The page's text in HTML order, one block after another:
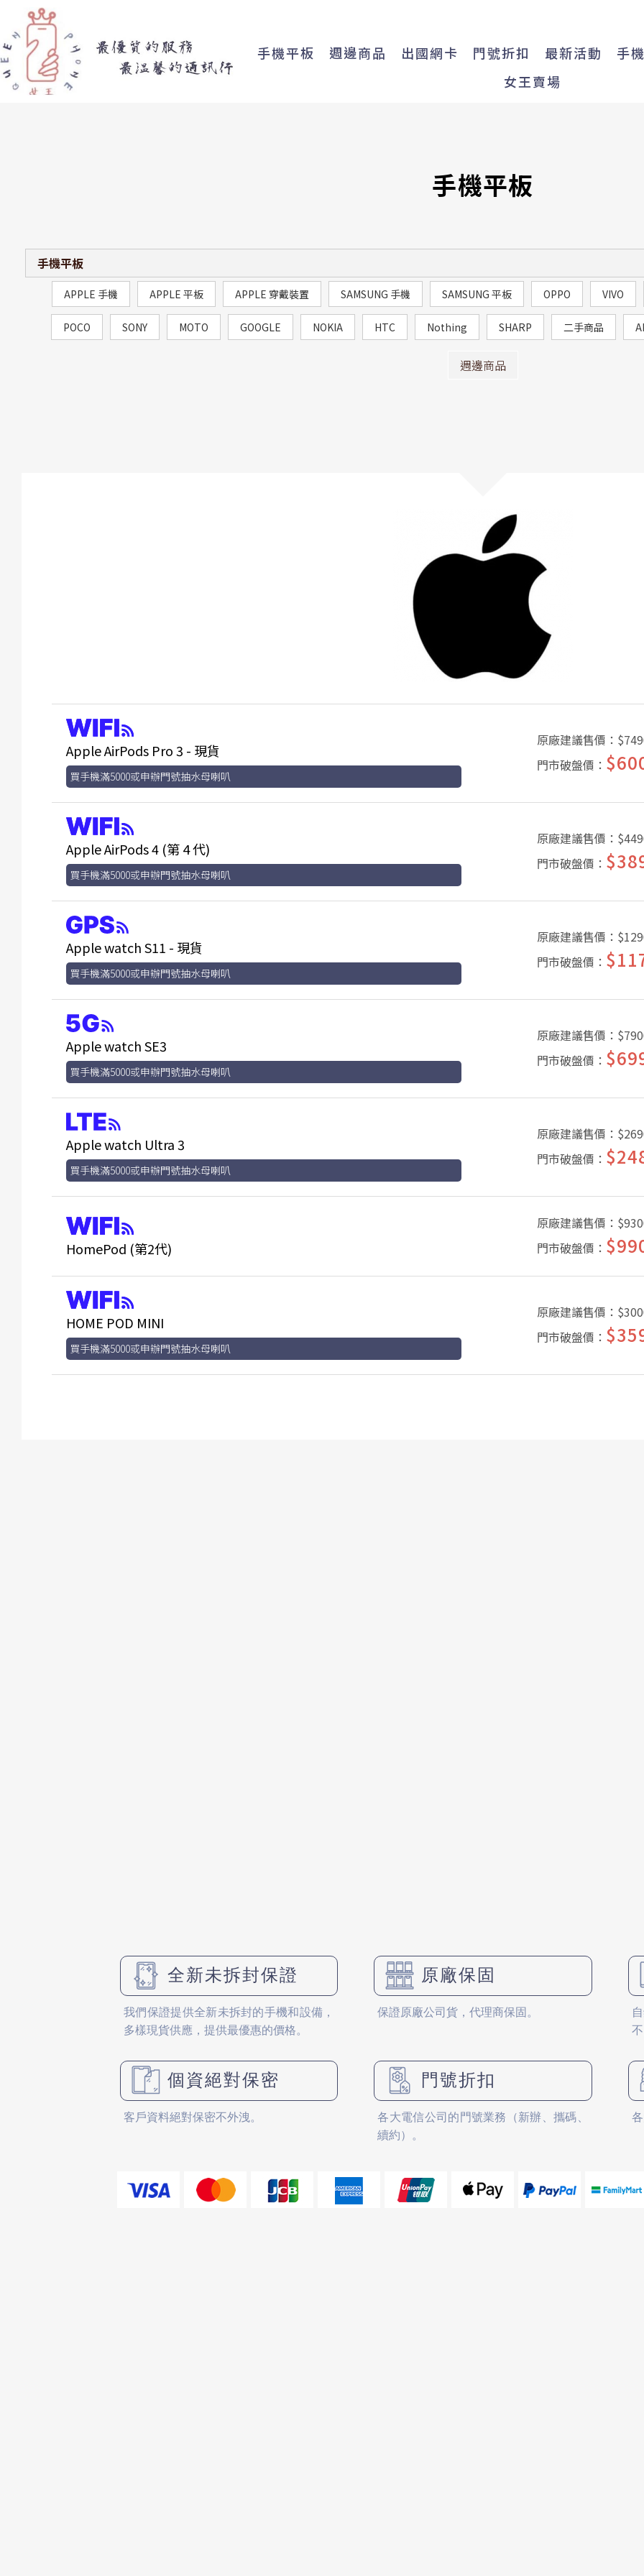
手機平板 門號折扣
週邊商品 最新活動 手
女王賣場
出國網卡
手機平板
手機平板
APPLE 手機 APPLE 平板 APPLE 穿戴裝置 SAMSUNG 手機 SAMSUNG 平板 OPPO VIVO
POCO SONY MOTO GOOGLE NOKIA HTC Nothing SHARP 二手商品
週邊商品
Apple AirPods Pro 3 - 現貨
買手機滿5000或申辦門號抽水母喇叭
原廠建議售價：
門市破盤價：
Apple AirPods 4 (第 4 代)
買手機滿5000或申辦門號抽水母喇叭
原廠建議售價：
門市破盤價：
Apple watch S11 - 現貨
買手機滿5000或申辦門號抽水母喇叭
原廠建議售價：
門市破盤價：
Apple watch SE3
買手機滿5000或申辦門號抽水母喇叭
原廠建議售價：
門市破盤價：
Apple watch Ultra 3
買手機滿5000或申辦門號抽水母喇叭
原廠建議售價：
門市破盤價：
HomePod (第2代)
原廠建議售價：
門市破盤價：
HOME POD MINI
買手機滿5000或申辦門號抽水母喇叭
原廠建議售價：
門市破盤價：
全新未拆封保證
我們保證提供全新未拆封的手機和設備，
多樣現貨供應，提供最優惠的價格。
原廠保固
保證原廠公司貨，代理商保固。
個資絕對保密
客戶資料絕對保密不外洩。
門號折扣
各大電信公司的門號業務（新辦、攜碼、
續約）。